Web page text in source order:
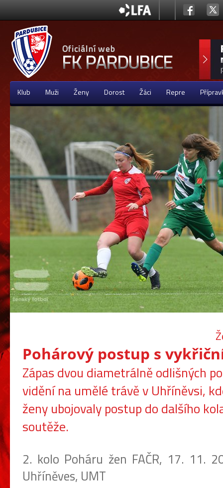
Klub Muži Ženy Dorost Žáci Repre
Pohárový postup s
Zápas dvou diametrálně odlišných
vidění na umělé trávě v Uhříněvsi,
ženy ubojovaly postup do dalšího
soutěže.
2. kolo Poháru žen FAČR, 17. 11.
Uhříněves, UMT